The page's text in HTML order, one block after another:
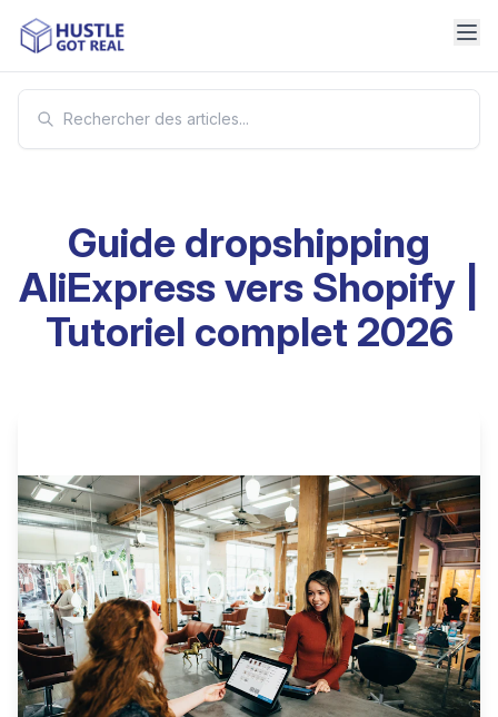
Guide dropshipping
AliExpress vers Shopify |
Tutoriel complet 2026